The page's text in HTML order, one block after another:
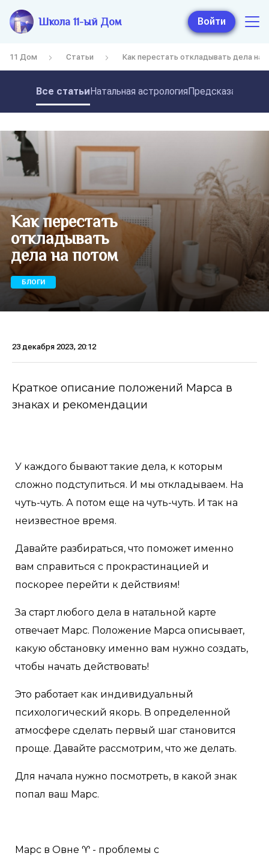
Школа 11-ый Дом Войти
11 Дом Статьи Как перестать откладывать дела на
Все статьиНатальная астрология
Как перестать
откладывать
дела на потом
БЛОГИ
23 декабря 2023, 20:12
Краткое описание положений Марса в
знаках и рекомендации
У каждого бывают такие дела, к которым
сложно подступиться. И мы откладываем. На
чуть-чуть. А потом еще на чуть-чуть. И так на
неизвестное время.
Давайте разбираться, что поможет именно
вам справиться с прокрастинацией и
поскорее перейти к действиям!
За старт любого дела в натальной карте
отвечает Марс. Положение Марса описывает,
какую обстановку именно вам нужно создать,
чтобы начать действовать!
Это работает как индивидуальный
психологический якорь. В определенной
атмосфере сделать первый шаг становится
проще. Давайте рассмотрим, что же делать.
Для начала нужно посмотреть, в какой знак
попал ваш Марс.
Марс в Овне ♈️ - проблемы с